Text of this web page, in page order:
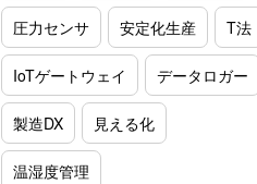
圧力センサ 安定化生産 T法
IoTゲートウェイ データロガー
製造DX 見える化
温湿度管理